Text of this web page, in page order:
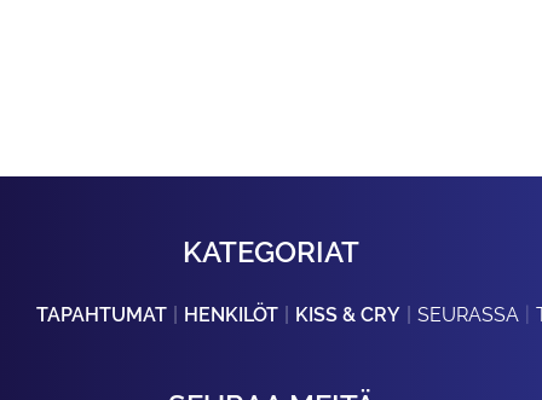
KATEGORIAT
TAPAHTUMAT HENKILÖT KISS & CRY SEURASSA